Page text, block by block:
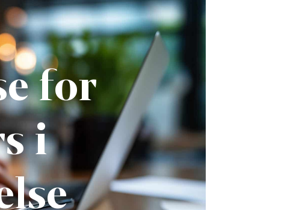
for
i